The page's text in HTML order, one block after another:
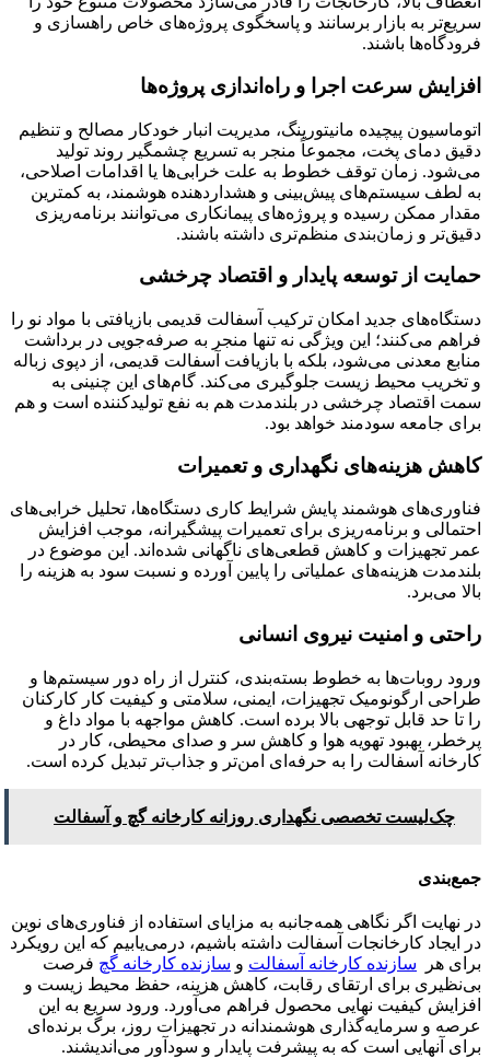
سریع‌تر به بازار برسانند و پاسخگوی پروژه‌های خاص راهسازی و
فرودگاه‌ها باشند.
افزایش سرعت اجرا و راه‌اندازی پروژه‌ها
اتوماسیون پیچیده مانیتورینگ، مدیریت انبار خودکار مصالح و تنظیم
دقیق دمای پخت، مجموعاً منجر به تسریع چشمگیر روند تولید
می‌شود. زمان توقف خطوط به علت خرابی‌ها یا اقدامات اصلاحی،
به لطف سیستم‌های پیش‌بینی و هشداردهنده هوشمند، به کمترین
مقدار ممکن رسیده و پروژه‌های پیمانکاری می‌توانند برنامه‌ریزی
دقیق‌تر و زمان‌بندی منظم‌تری داشته باشند.
حمایت از توسعه پایدار و اقتصاد چرخشی
دستگاه‌های جدید امکان ترکیب آسفالت قدیمی بازیافتی با مواد نو را
فراهم می‌کنند؛ این ویژگی نه تنها منجر به صرفه‌جویی در برداشت
منابع معدنی می‌شود، بلکه با بازیافت آسفالت قدیمی، از دپوی زباله
و تخریب محیط زیست جلوگیری می‌کند. گام‌های این چنینی به
سمت اقتصاد چرخشی در بلندمدت هم به نفع تولیدکننده است و هم
برای جامعه سودمند خواهد بود.
کاهش هزینه‌های نگهداری و تعمیرات
فناوری‌های هوشمند پایش شرایط کاری دستگاه‌ها، تحلیل خرابی‌های
احتمالی و برنامه‌ریزی برای تعمیرات پیشگیرانه، موجب افزایش
عمر تجهیزات و کاهش قطعی‌های ناگهانی شده‌اند. این موضوع در
بلندمدت هزینه‌های عملیاتی را پایین آورده و نسبت سود به هزینه را
بالا می‌برد.
راحتی و امنیت نیروی انسانی
ورود روبات‌ها به خطوط بسته‌بندی، کنترل از راه دور سیستم‌ها و
طراحی ارگونومیک تجهیزات، ایمنی، سلامتی و کیفیت کار کارکنان
را تا حد قابل توجهی بالا برده است. کاهش مواجهه با مواد داغ و
پرخطر، بهبود تهویه هوا و کاهش سر و صدای محیطی، کار در
کارخانه آسفالت را به حرفه‌ای امن‌تر و جذاب‌تر تبدیل کرده است.
چک‌لیست تخصصی نگهداری روزانه کارخانه گچ و آسفالت
جمع‌بندی
در نهایت اگر نگاهی همه‌جانبه به مزایای استفاده از فناوری‌های نوین
در ایجاد کارخانجات آسفالت داشته باشیم، درمی‌یابیم که این رویکرد
برای هر سازنده کارخانه آسفالت و سازنده کارخانه گچ فرصت
بی‌نظیری برای ارتقای رقابت، کاهش هزینه، حفظ محیط زیست و
افزایش کیفیت نهایی محصول فراهم می‌آورد. ورود سریع به این
عرصه و سرمایه‌گذاری هوشمندانه در تجهیزات روز، برگ برنده‌ای
برای آنهایی است که به پیشرفت پایدار و سودآور می‌اندیشند.